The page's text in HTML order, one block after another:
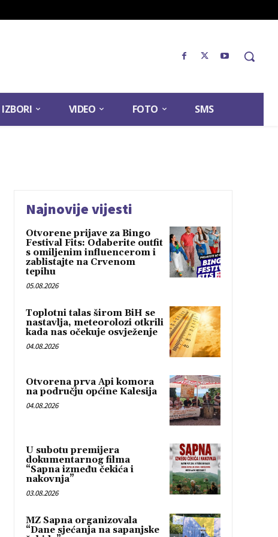
IZBORI VIDEO FOTO SMS
Najnovije vijesti
Otvorene prijave za Bingo
Festival Fits: Odaberite outfit
s omiljenim influencerom i
zablistajte na Crvenom
tepihu
05.08.2026
Toplotni talas širom BiH se
nastavlja, meteorolozi otkrili
kada nas očekuje osvježenje
04.08.2026
Otvorena prva Api komora
na području općine Kalesija
04.08.2026
U subotu premijera
dokumentarnog filma
“Sapna između čekića i
nakovnja”
03.08.2026
MZ Sapna organizovala
“Dane sjećanja na sapanjske